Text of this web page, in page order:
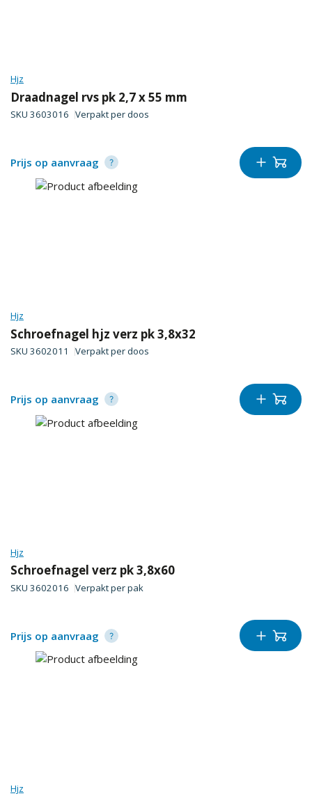
Hjz
Draadnagel rvs pk 2,7 x 55 mm
SKU 3603016 Verpakt perdoos
Prijs op aanvraag
Hjz
Schroefnagel hjz verz pk 3,8x32
SKU 3602011 Verpakt perdoos
Prijs op aanvraag
Hjz
Schroefnagel verz pk 3,8x60
SKU 3602016 Verpakt perpak
Prijs op aanvraag
Hjz